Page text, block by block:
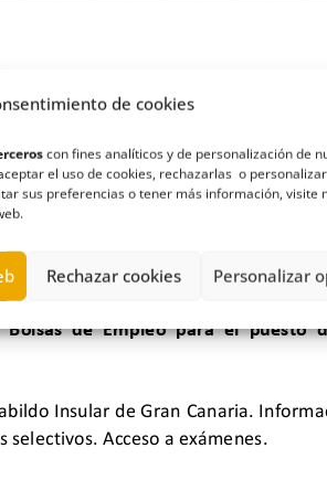
de cookies
con fines analíticos y de personalización de
el uso de cookies, rechazarlas o
sus preferencias o tener más información, visite
Rechazar cookies Personalizar